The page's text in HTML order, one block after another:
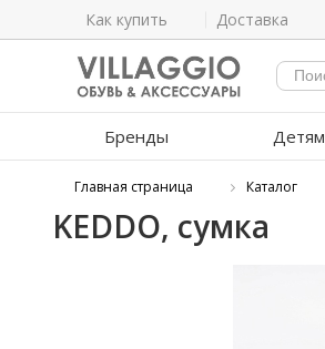
Как купить Доставка
Бренды Детям
Главная страница Каталог
KEDDO, сумка